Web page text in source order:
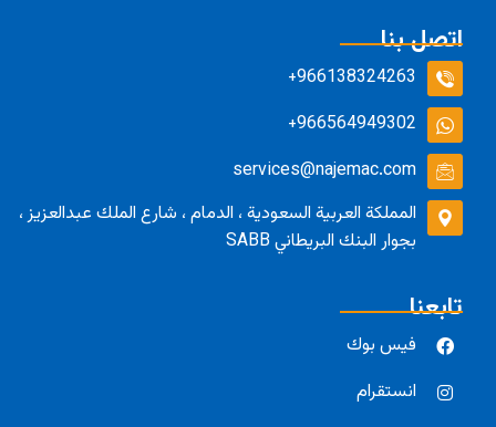
اتصل بنا
966138324263+
966564949302+
services@najemac.com
المملكة العربية السعودية ، الدمام ، شارع الملك عبدالعزيز ،
بجوار البنك البريطاني SABB
تابعنا
فيس بوك
انستقرام